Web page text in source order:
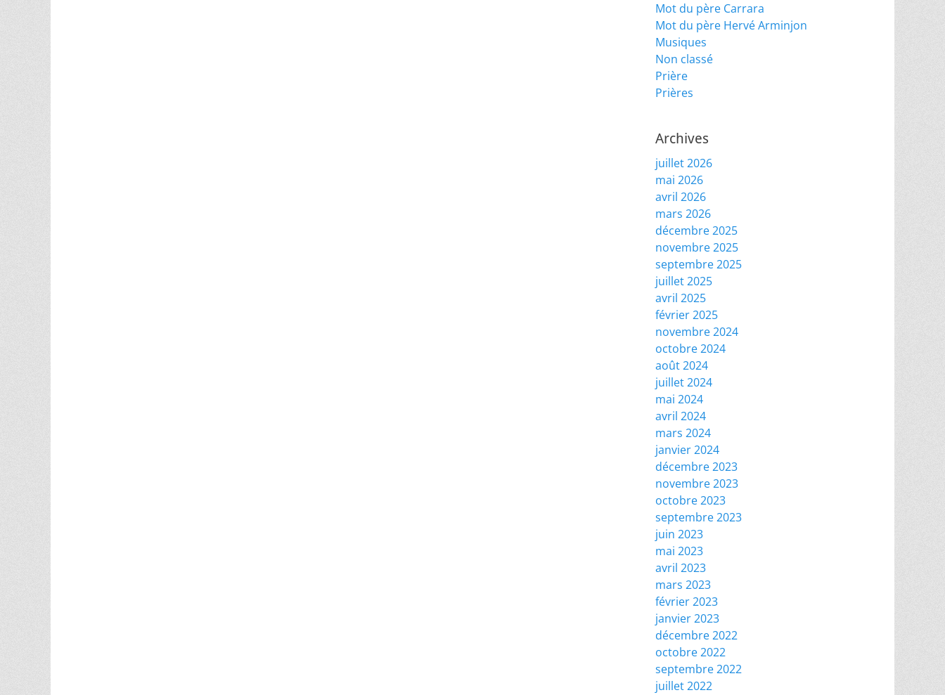
Mot du père Carrara
Mot du père Hervé Arminjon
Musiques
Non classé
Prière
Prières
Archives
juillet 2026
mai 2026
avril 2026
mars 2026
décembre 2025
novembre 2025
septembre 2025
juillet 2025
avril 2025
février 2025
novembre 2024
octobre 2024
août 2024
juillet 2024
mai 2024
avril 2024
mars 2024
janvier 2024
décembre 2023
novembre 2023
octobre 2023
septembre 2023
juin 2023
mai 2023
avril 2023
mars 2023
février 2023
janvier 2023
décembre 2022
octobre 2022
septembre 2022
juillet 2022